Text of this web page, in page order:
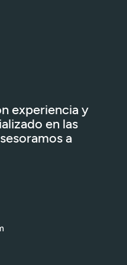
experiencia y
en las
a